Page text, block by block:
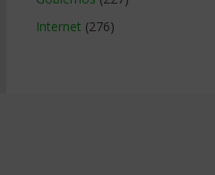
Internet (276)